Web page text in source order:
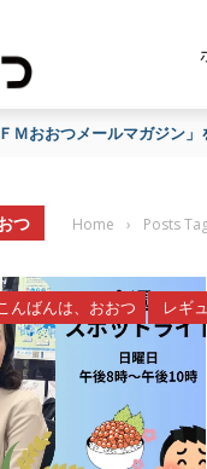
あの日の放送、もう一度聴
つ Home › Posts
んばんは、おおつ レギ